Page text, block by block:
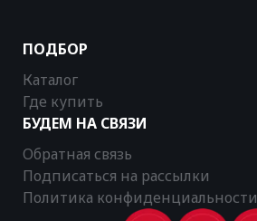
ПОДБОР
Каталог
Где купить
БУДЕМ НА СВЯЗИ
Обратная связь
Подписаться на рассылки
Политика конфиденциальности